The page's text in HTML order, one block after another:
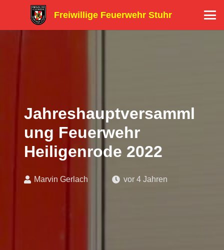
Freiwillige Feuerwehr Stuhr
Jahreshauptversamml
ung Feuerwehr
Heiligenrode 2022
Marvin Gerlach vor 4 Jahren